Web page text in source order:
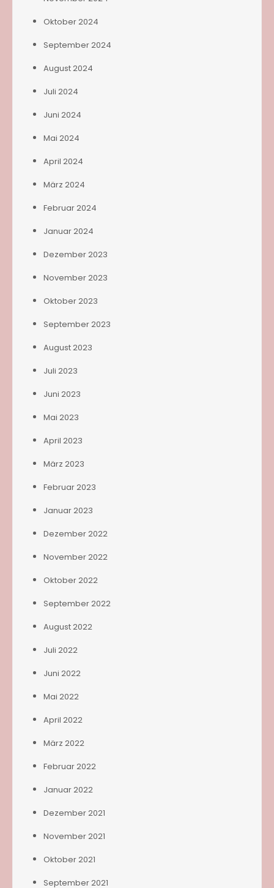
Oktober 2024
September 2024
August 2024
Juli 2024
Juni 2024
Mai 2024
April 2024
März 2024
Februar 2024
Januar 2024
Dezember 2023
November 2023
Oktober 2023
September 2023
August 2023
Juli 2023
Juni 2023
Mai 2023
April 2023
März 2023
Februar 2023
Januar 2023
Dezember 2022
November 2022
Oktober 2022
September 2022
August 2022
Juli 2022
Juni 2022
Mai 2022
April 2022
März 2022
Februar 2022
Januar 2022
Dezember 2021
November 2021
Oktober 2021
September 2021